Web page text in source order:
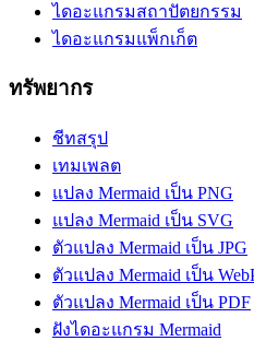
ไดอะแกรมสถาปัตยกรรม
ไดอะแกรมแพ็กเก็ต
ทรัพยากร
ชีทสรุป
เทมเพลต
แปลง Mermaid เป็น PNG
แปลง Mermaid เป็น SVG
ตัวแปลง Mermaid เป็น JPG
ตัวแปลง Mermaid เป็น
ตัวแปลง Mermaid เป็น PDF
ฝังไดอะแกรม Mermaid